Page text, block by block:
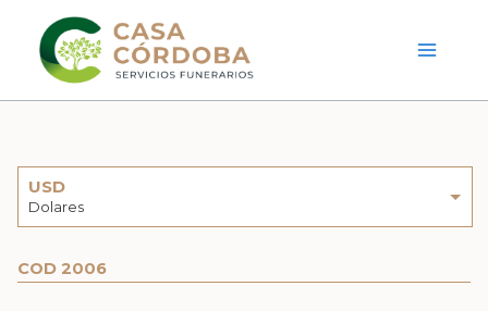
contenido
USD
Dolares
Pesos argentinos
COD 2006